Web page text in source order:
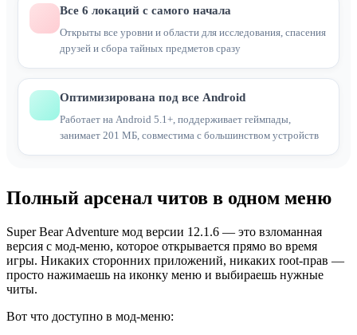
Все 6 локаций с самого начала
Открыты все уровни и области для исследования, спасения
друзей и сбора тайных предметов сразу
Оптимизирована под все Android
Работает на Android 5.1+, поддерживает геймпады,
занимает 201 МБ, совместима с большинством устройств
Полный арсенал читов в одном меню
Super Bear Adventure мод версии 12.1.6 — это взломанная
версия с мод-меню, которое открывается прямо во время
игры. Никаких сторонних приложений, никаких root-прав —
просто нажимаешь на иконку меню и выбираешь нужные
читы.
Вот что доступно в мод-меню: